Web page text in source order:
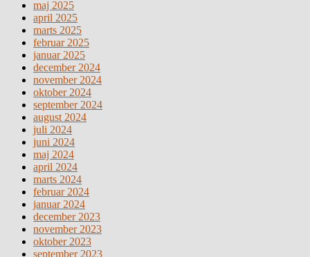
maj 2025
april 2025
marts 2025
februar 2025
januar 2025
december 2024
november 2024
oktober 2024
september 2024
august 2024
juli 2024
juni 2024
maj 2024
april 2024
marts 2024
februar 2024
januar 2024
december 2023
november 2023
oktober 2023
september 2023